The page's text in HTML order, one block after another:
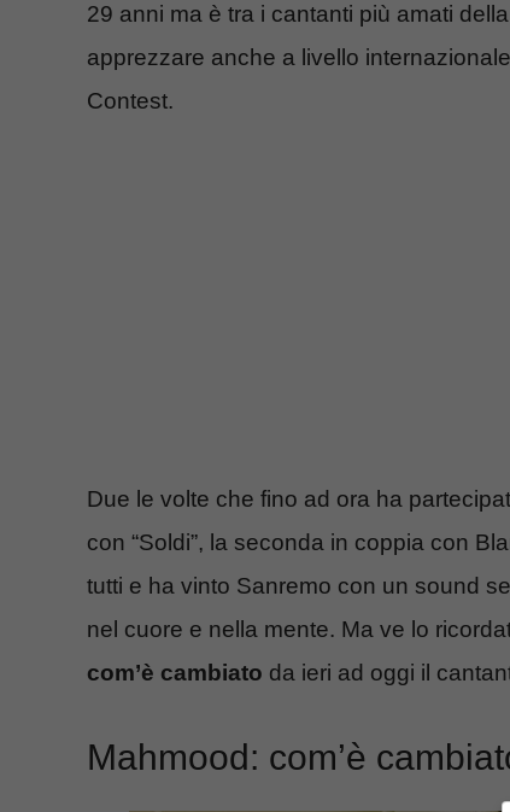
29 anni ma è tra i cantanti più amati
apprezzare anche a livello
Contest.
Due le volte che fino ad ora ha
con “Soldi”, la seconda in coppia con
tutti e ha vinto Sanremo con un sound
nel cuore e nella mente. Ma ve lo
com’è cambiato da ieri ad oggi il
Mahmood: com’è